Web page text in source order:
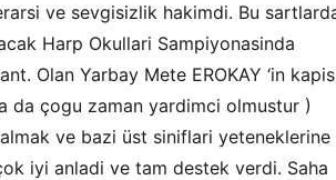
ve sevgisizlik hakimdi. Bu
Harp Okullari Sampiyonasinda
Olan Yarbay Mete EROKAY ‘in
da çogu zaman yardimci olmustur )
ve bazi üst siniflari yeteneklerine
iyi anladi ve tam destek verdi. Saha